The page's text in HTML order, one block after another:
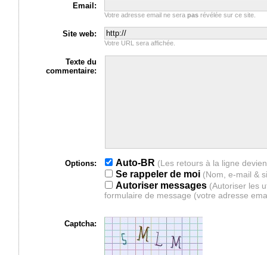
Email:
Votre adresse email ne serapas révélée sur ce site.
Site web:
Votre URL sera affichée.
Texte du
commentaire:
Options:
Auto-BR
Se rappeler de moi (Nom, e-mail &
Autoriser messages (Autoriser les
formulaire de message (votre adresse
Captcha: